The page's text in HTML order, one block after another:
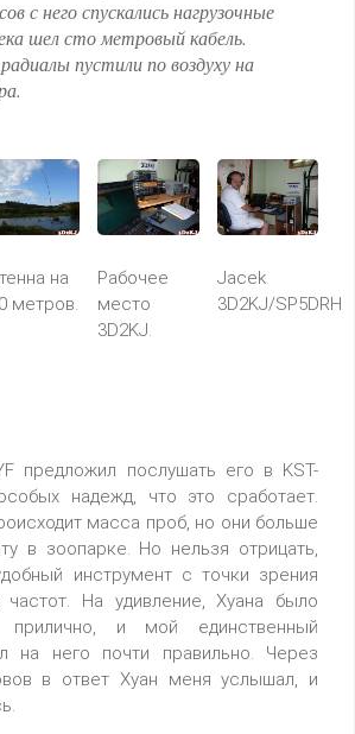
с него спускались нагрузочные
шел сто метровый кабель.
пустили по воздуху на
на
метров.
Рабочее
место
3D2KJ.
Jacek
3D2KJ/SP5DRH
предложил послушать его в KST-
надежд, что это сработает.
масса проб, но они больше
в зоопарке. Но нельзя отрицать,
инструмент с точки зрения
частот. На удивление, Хуана было
и мой единственный
на него почти правильно. Через
в ответ Хуан меня услышал, и